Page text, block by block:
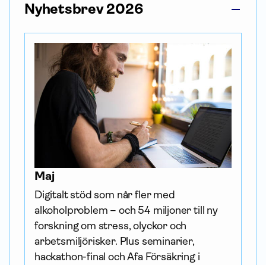
Nyhetsbrev 2026
Maj
Digitalt stöd som når fler med
alkoholproblem – och 54 miljoner till ny
forskning om stress, olyckor och
arbetsmiljörisker. Plus seminarier,
hackathon-final och Afa För­säkring i